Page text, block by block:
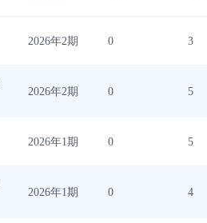
2026年2期 0 3
2026年2期 0 5
2026年1期 0 5
2026年1期 0 4